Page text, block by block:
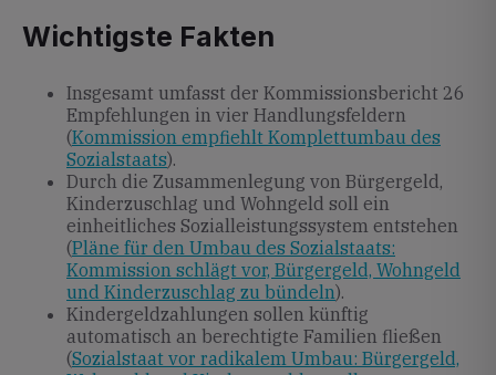
Wichtigste Fakten
Insgesamt umfasst der Kommissionsbericht 26
Empfehlungen in vier Handlungsfeldern
(Kommission empfiehlt Komplettumbau des
Sozialstaats).
Durch die Zusammenlegung von Bürgergeld,
Kinderzuschlag und Wohngeld soll ein
einheitliches Sozialleistungssystem entstehen
(Pläne für den Umbau des Sozialstaats:
Kommission schlägt vor, Bürgergeld, Wohngeld
und Kinderzuschlag zu bündeln).
Kindergeldzahlungen sollen künftig
automatisch an berechtigte Familien fließen
(Sozialstaat vor radikalem Umbau: Bürgergeld,